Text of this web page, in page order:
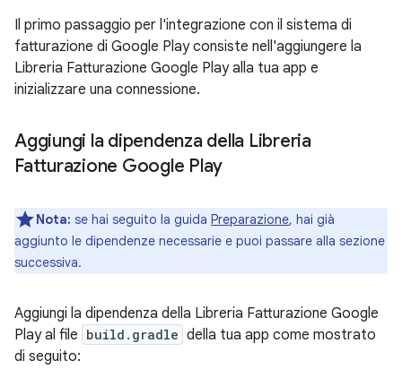
Il primo passaggio per l'integrazione con il sistema di
fatturazione di Google Play consiste nell'aggiungere la
Libreria Fatturazione Google Play alla tua app e
inizializzare una connessione.
Aggiungi la dipendenza della Libreria
Fatturazione Google Play
Nota: se hai seguito la guida Preparazione, hai già
aggiunto le dipendenze necessarie e puoi passare alla sezione
successiva.
Aggiungi la dipendenza della Libreria Fatturazione Google
Play al file build.gradle della tua app come mostrato
di seguito: